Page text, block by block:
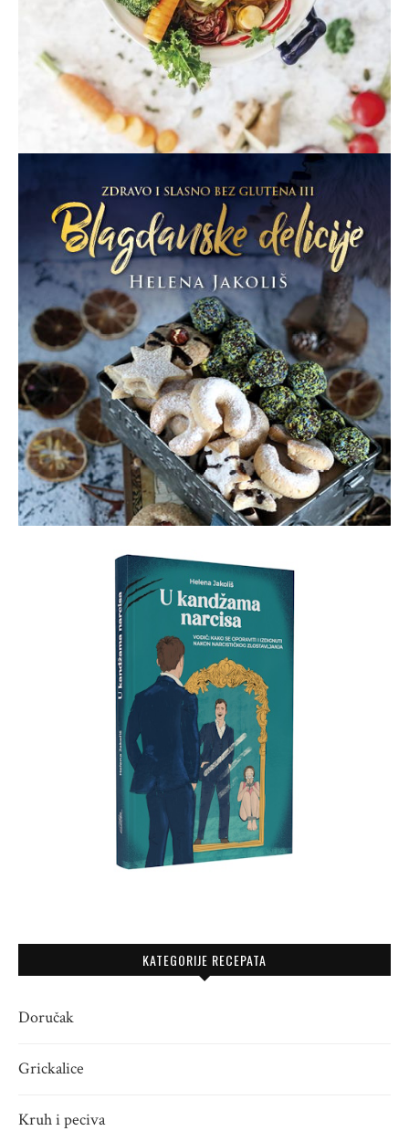
KATEGORIJE RECEPATA
Doručak
Grickalice
Kruh i peciva